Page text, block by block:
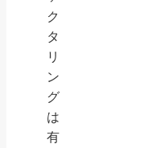
ク
タ
リ
ン
グ
は
有